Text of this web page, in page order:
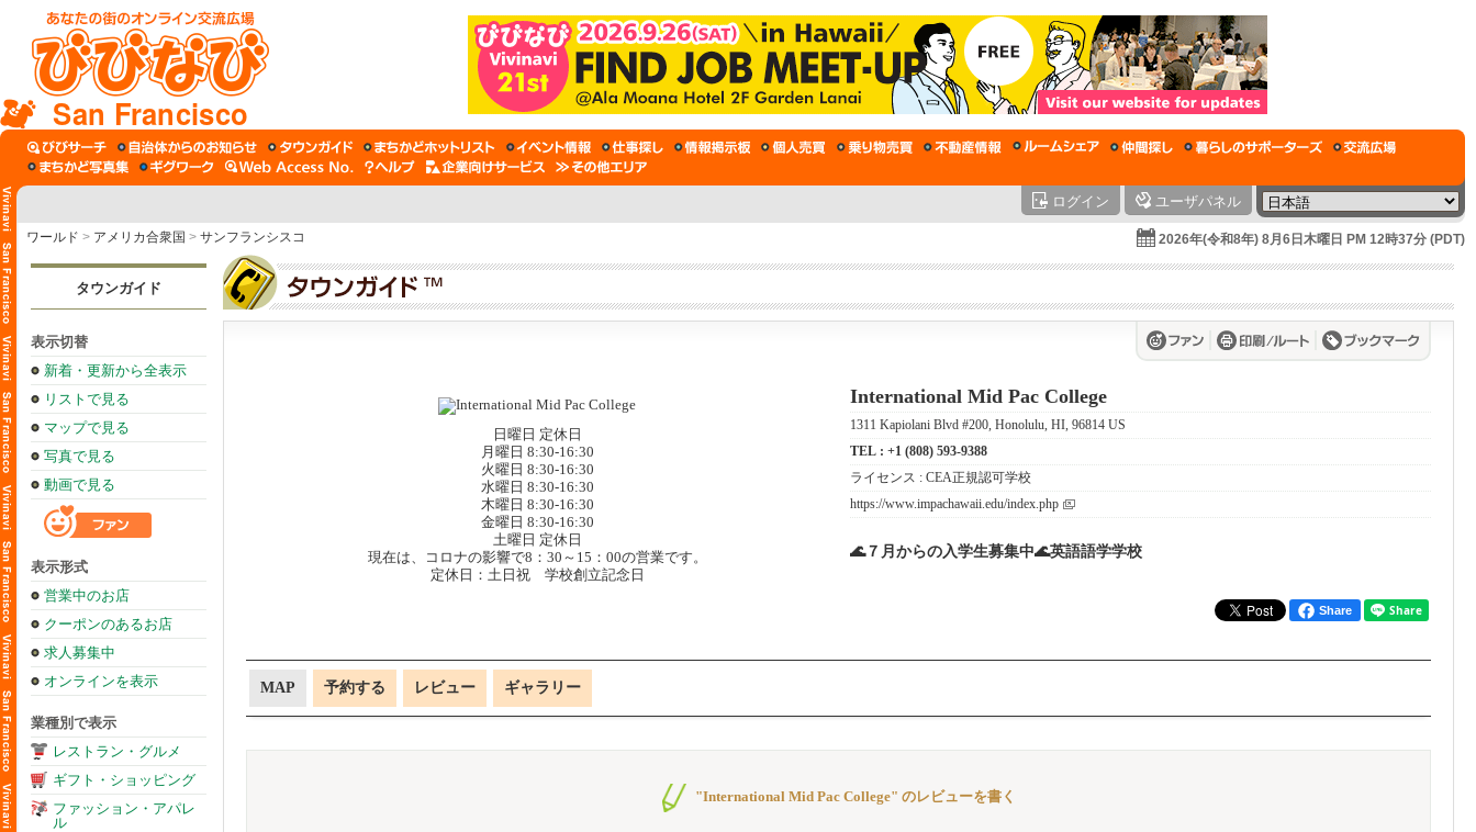
San Francisco
ログイン ユーザパネル
ワールド > アメリカ合衆国 > サンフランシスコ 2026年(令和8年) 8月6日木曜日 PM 12時37分 (PDT)
タウンガイド
表示切替
新着・更新から全表示
リストで見る
マップで見る
写真で見る
動画で見る
表示形式
営業中のお店
クーポンのあるお店
求人募集中
オンラインを表示
業種別で表示
レストラン・グルメ
ギフト・ショッピング
ファッション・アパレ
ル
日曜日 定休日
月曜日 8:30-16:30
火曜日 8:30-16:30
水曜日 8:30-16:30
木曜日 8:30-16:30
金曜日 8:30-16:30
土曜日 定休日
現在は、コロナの影響で8：30～15：00の営業です。
定休日：土日祝 学校創立記念日
International Mid Pac College
1311 Kapiolani Blvd #200, Honolulu, HI, 96814 US
TEL : +1 (808) 593-9388
ライセンス : CEA正規認可学校
https://www.impachawaii.edu/index.php
🌊７月からの入学生募集中🌊英語語学学校
Share
MAP 予約する レビュー ギャラリー
"International Mid Pac College" のレビューを書く